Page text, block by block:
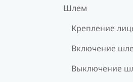
Шлем
Крепление
Включение
Выключение